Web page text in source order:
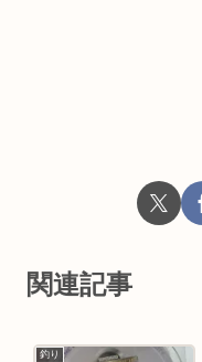
関連記事
釣り